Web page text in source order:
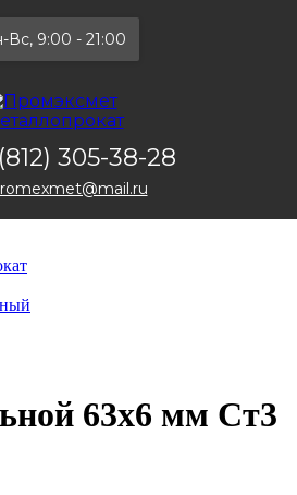
Вс, 9:00 - 21:00
305-38-28
63х6 мм Ст3